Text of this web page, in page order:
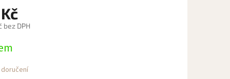
bez DPH